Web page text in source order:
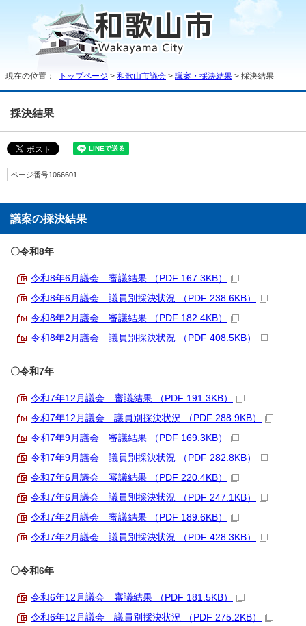
現在の位置： トップページ > 和歌山市議会 > 議案・採決結果 > 採決結果
採決結果
ページ番号1066601
議案の採決結果
〇令和8年
令和8年6月議会 審議結果 （PDF 167.3KB）
令和8年6月議会 議員別採決状況 （PDF 238.6KB）
令和8年2月議会 審議結果 （PDF 182.4KB）
令和8年2月議会 議員別採決状況 （PDF 408.5KB）
〇令和7年
令和7年12月議会 審議結果 （PDF 191.3KB）
令和7年12月議会 議員別採決状況 （PDF 288.9KB）
令和7年9月議会 審議結果 （PDF 169.3KB）
令和7年9月議会 議員別採決状況 （PDF 282.8KB）
令和7年6月議会 審議結果 （PDF 220.4KB）
令和7年6月議会 議員別採決状況 （PDF 247.1KB）
令和7年2月議会 審議結果 （PDF 189.6KB）
令和7年2月議会 議員別採決状況 （PDF 428.3KB）
〇令和6年
令和6年12月議会 審議結果 （PDF 181.5KB）
令和6年12月議会 議員別採決状況 （PDF 275.2KB）